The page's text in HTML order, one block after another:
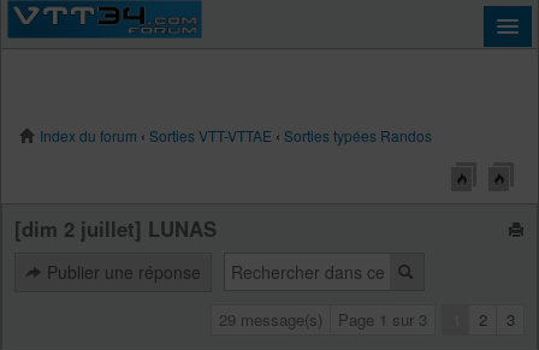
Index du forum ‹ Sorties VTT-VTTAE ‹ Sorties typées Randos
[dim 2 juillet] LUNAS
Publier une réponse
29 message(s) Page 1 sur 3 2 3